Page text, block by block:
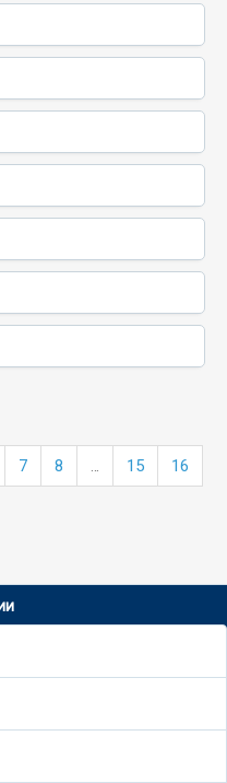
7 8 ... 15 16